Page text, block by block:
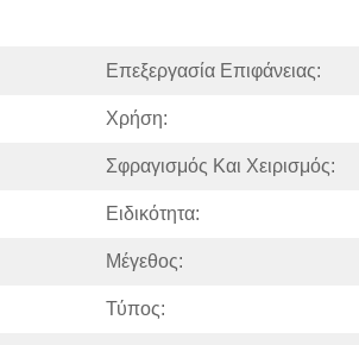
Επεξεργασία Επιφάνειας:
Χρήση:
Σφραγισμός Και Χειρισμός:
Ειδικότητα:
Μέγεθος:
Τύπος: